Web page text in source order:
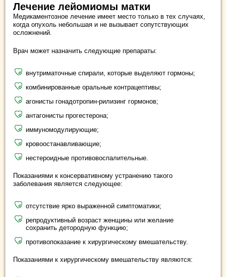
Лечение лейомиомы матки
Медикаментозное лечение имеет место только в тех случаях,
когда опухоль небольшая и не вызывает сопутствующих
осложнений.
Врач может назначить следующие препараты:
внутриматочные спирали, которые выделяют гормоны;
комбинированные оральные контрацептивы;
агонисты гонадотропин-рилизинг гормонов;
антагонисты прогестерона;
иммуномодулирующие;
кровоостанавливающие;
нестероидные противовоспалительные.
Показаниями к консервативному устранению такого
заболевания является следующее:
отсутствие ярко выраженной симптоматики;
репродуктивный возраст женщины или желание
сохранить детородную функцию;
противопоказание к хирургическому вмешательству.
Показаниями к хирургическому вмешательству являются: